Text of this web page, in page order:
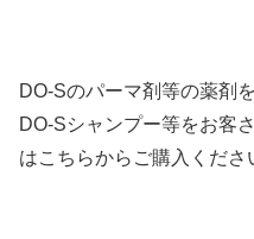
DO-Sのパーマ剤等の薬剤
DO-Sシャンプー等をお客
はこちらからご購入くださ